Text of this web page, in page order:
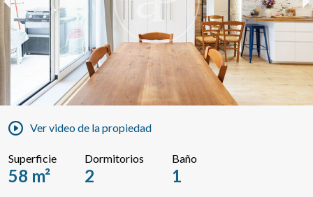
Ver video de la propiedad
Superficie
58 m²
Dormitorios
2
Baño
1